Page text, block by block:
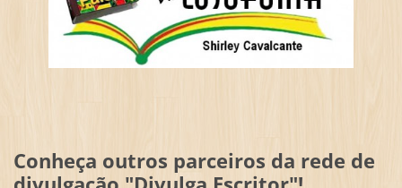
Conheça outros parceiros da rede de